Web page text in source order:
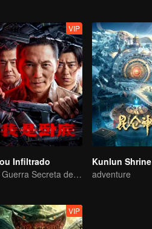
VIP
Infiltrado
A Guerra Secreta de Collin Chou
Kunlun Shrine
adventure
VIP